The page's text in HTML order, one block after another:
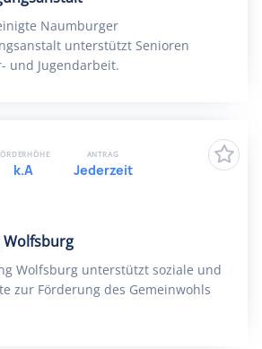
Naumburger
unterstützt Senioren
und Jugendarbeit.
Wolfsburg unterstützt soziale und
zur Förderung des Gemeinwohls
k.A
ANTRAG
Jederzeit